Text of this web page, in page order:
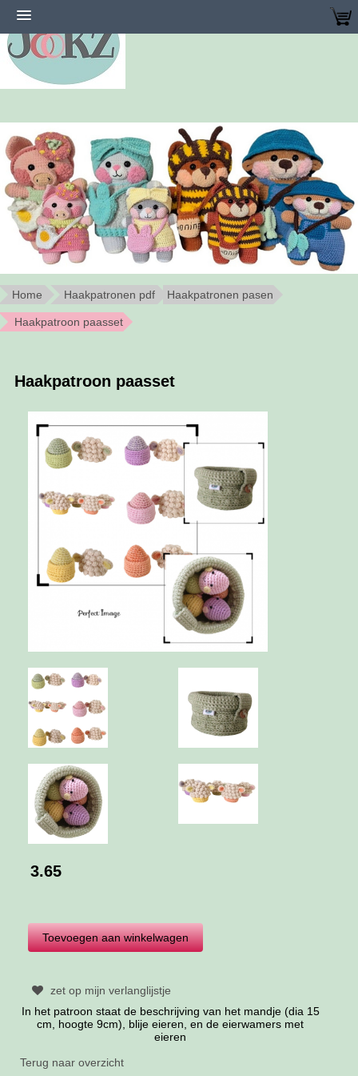
Home Haakpatronen pdf Haakpatronen pasen
Haakpatroon paasset
Haakpatroon paasset
3.65
zet op mijn verlanglijstje
In het patroon staat de beschrijving van het mandje (dia 15
cm, hoogte 9cm), blije eieren, en de eierwamers met
eieren
Terug naar overzicht